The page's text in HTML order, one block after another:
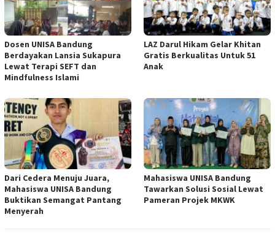
Dosen UNISA Bandung
Berdayakan Lansia Sukapura
Lewat Terapi SEFT dan
Mindfulness Islami
LAZ Darul Hikam Gelar Khitan
Gratis Berkualitas Untuk 51
Anak
Dari Cedera Menuju Juara,
Mahasiswa UNISA Bandung
Buktikan Semangat Pantang
Menyerah
Mahasiswa UNISA Bandung
Tawarkan Solusi Sosial Lewat
Pameran Projek MKWK